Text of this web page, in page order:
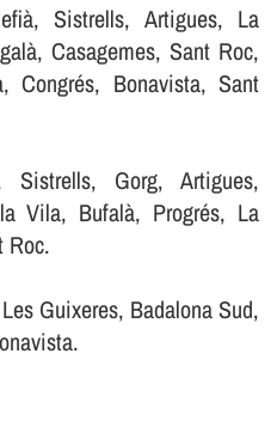
Sistrells, Artigues, La
Casagemes, Sant Roc,
Congrés, Bonavista, Sant
Sistrells, Gorg, Artigues,
Vila, Bufalà, Progrés, La
Roc.
Guixeres, Badalona Sud,